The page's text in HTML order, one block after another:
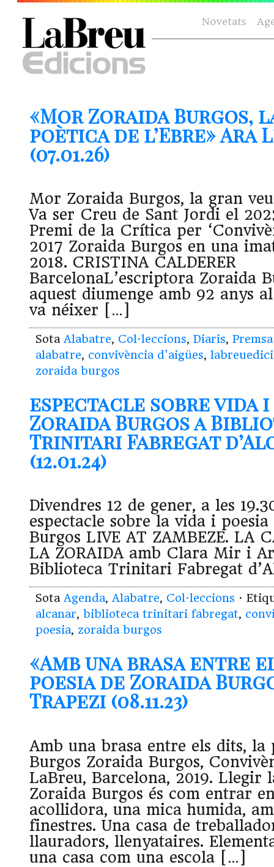
Novetats
«Mor Zoraida Burgos,
poètica de l’Ebre» Ara
(07.01.26)
Mor Zoraida Burgos, la gran
Va ser Creu de Sant Jordi el
Premi de la Crítica per
2017 Zoraida Burgos en una
2018. CRISTINA CALDERER
BarcelonaL’escriptora Zoraida
aquest diumenge amb 92 anys
va néixer […]
Sota Alabatre, Col·leccions, Diaris, Premsa
alabatre, convivència d'aigües,
zoraida burgos
espectacle sobre vida
Zoraida Burgos a
Trinitari Fabregat
(12.01.24)
Divendres 12 de gener, a les
espectacle sobre la vida i
Burgos LIVE AT ZAMBEZE. LA
LA ZORAIDA amb Clara Mir i
Biblioteca Trinitari Fabregat
Sota Agenda, Alabatre, Col·leccions ·
alcanar, biblioteca trinitari fabregat,
poesia, zoraida burgos
«Amb una brasa entre
poesia de Zoraida
Trapezi (08.11.23)
Amb una brasa entre els dits, la
Burgos Zoraida Burgos,
LaBreu, Barcelona, 2019. Llegir
Zoraida Burgos és com entrar
acollidora, una mica humida,
finestres. Una casa de
llauradors, llenyataires.
una casa com una escola […]